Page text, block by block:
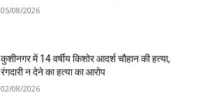
05/08/2026
कुशीनगर में 14 वर्षीय किशोर आदर्श चौहान की हत्या,
रंगदारी न देने का हत्या का आरोप
02/08/2026